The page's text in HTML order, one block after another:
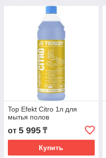
Top Efekt Citro 1л для
мытья полов
от 5 995 ₸
Купить